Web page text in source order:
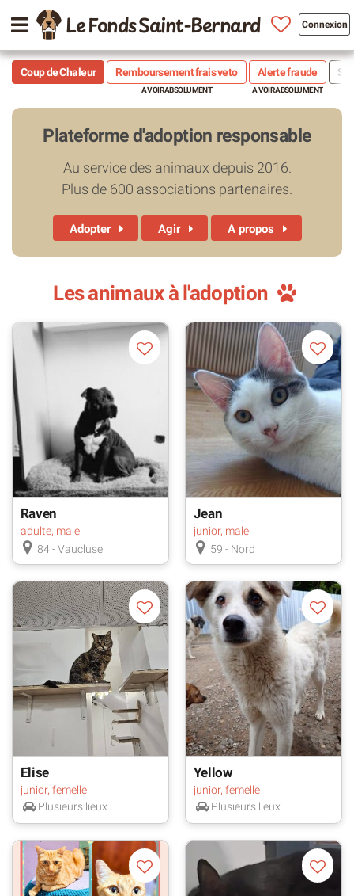
Le Fonds Saint-Bernard Connexion
Coup de Chaleur Remboursement frais veto Alerte fraude
Plateforme d'adoption responsable
Au service des animaux depuis 2016.
Plus de 600 associations partenaires.
Adopter Agir A propos
Les animaux à l'adoption
Raven
adulte, male
84 - Vaucluse
Jean
junior, male
59 - Nord
Elise
junior, femelle
Plusieurs lieux
Yellow
junior, femelle
Plusieurs lieux